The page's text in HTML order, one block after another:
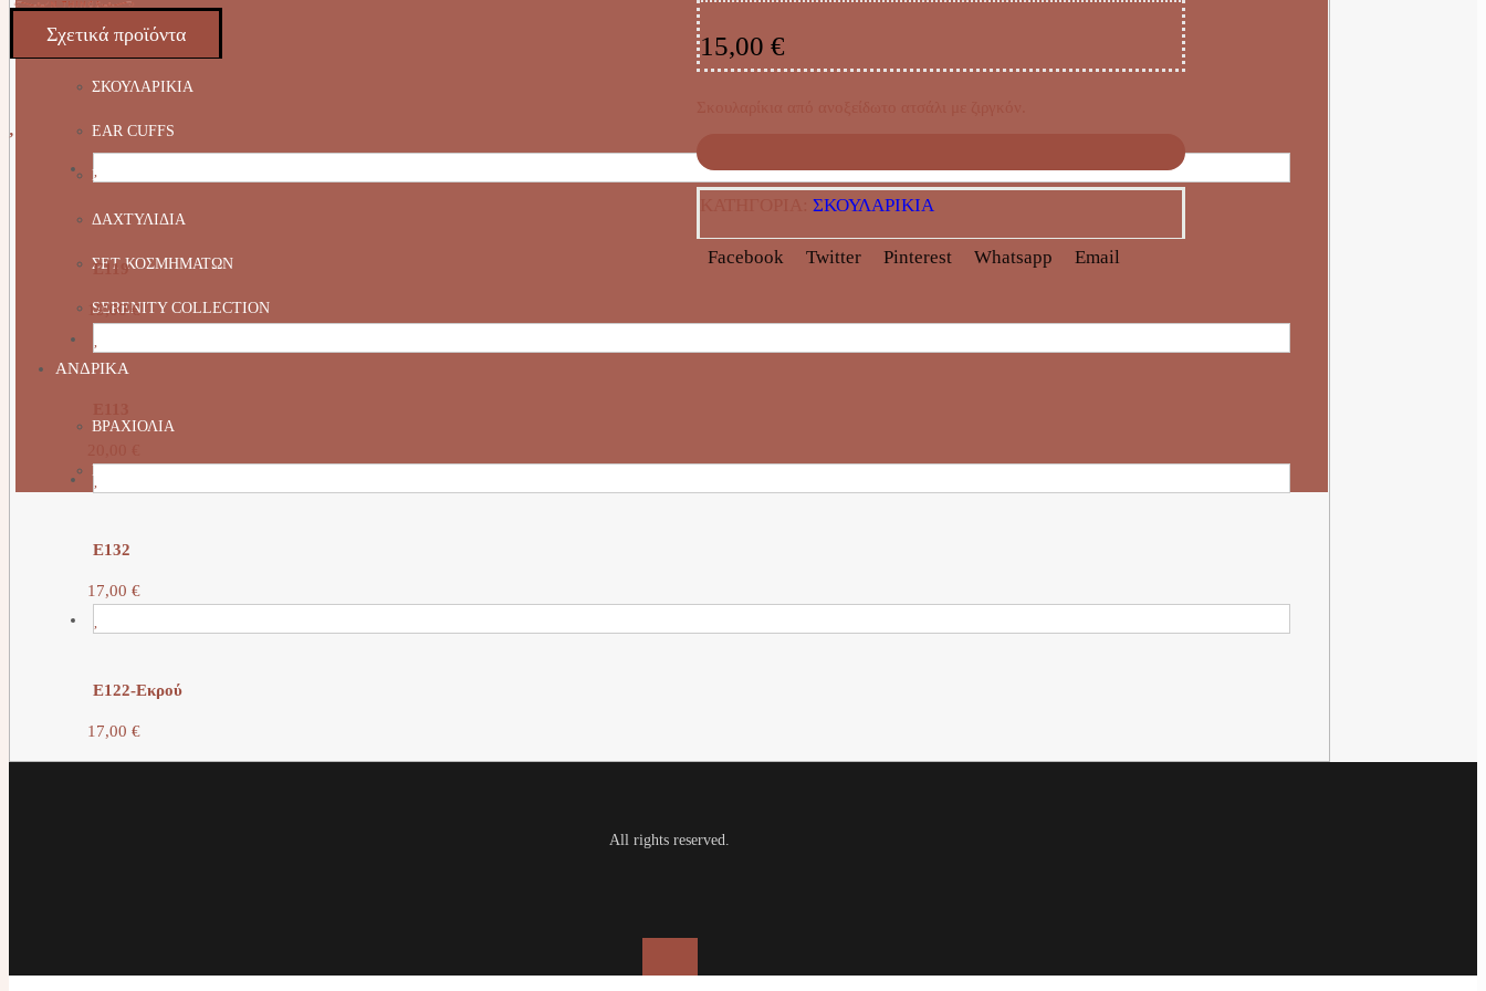
ΒΡΑΧΙΟΛΙΑ
ΣΚΟΥΛΑΡΙΚΙΑ
EAR CUFFS
ΚΟΛΙΕ
ΔΑΧΤΥΛΙΔΙΑ
ΣΕΤ ΚΟΣΜΗΜΑΤΩΝ
SERENITY COLLECTION
ΑΝΔΡΙΚΑ
ΒΡΑΧΙΟΛΙΑ
ΚΟΛΙΕ
15,00 €
ΣΚΟΥΛΑΡΙΚΙΑ
Facebook Twitter Pinterest Whatsapp Email
Σχετικά προϊόντα
E119
19,00€
E132
17,00 €
E122-Εκρού
17,00 €
All rights reserved.